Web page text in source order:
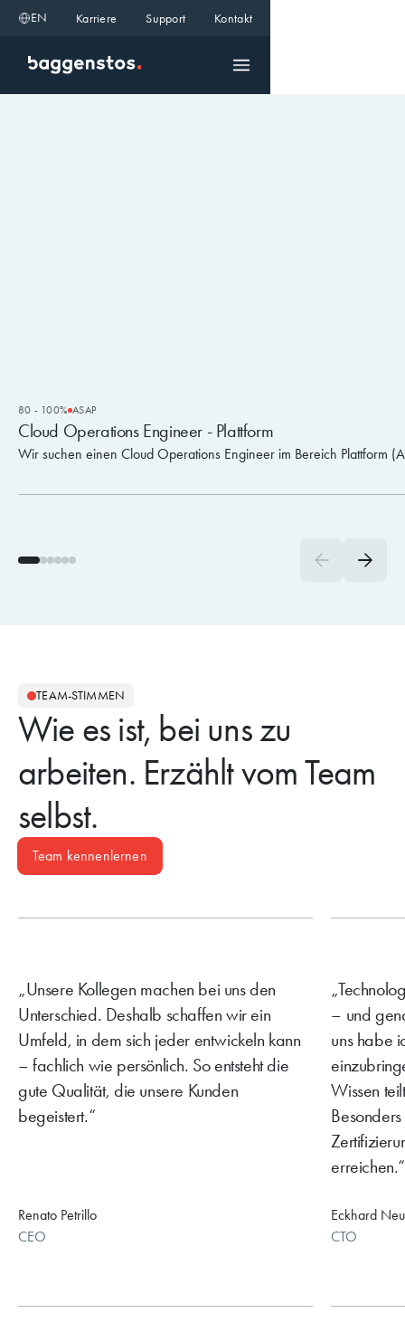
EN Karriere Support Kontakt
80 - 100% ASAP
Cloud Operations Engineer - Plattform
Wir suchen einen Cloud Operations Engineer im Bereich Plattform
TEAM-STIMMEN
Wie es ist, bei uns zu
arbeiten. Erzählt vom Team
selbst.
Team kennenlernen
Unsere Kollegen machen bei uns den
Unterschied. Deshalb schaffen wir ein
Umfeld, in dem sich jeder entwickeln kann
– fachlich wie persönlich. So entsteht die
gute Qualität, die unsere Kunden
begeistert.
Renato Petrillo
CEO
– und
uns habe
Wissen
erreichen.
Eckhard
CTO